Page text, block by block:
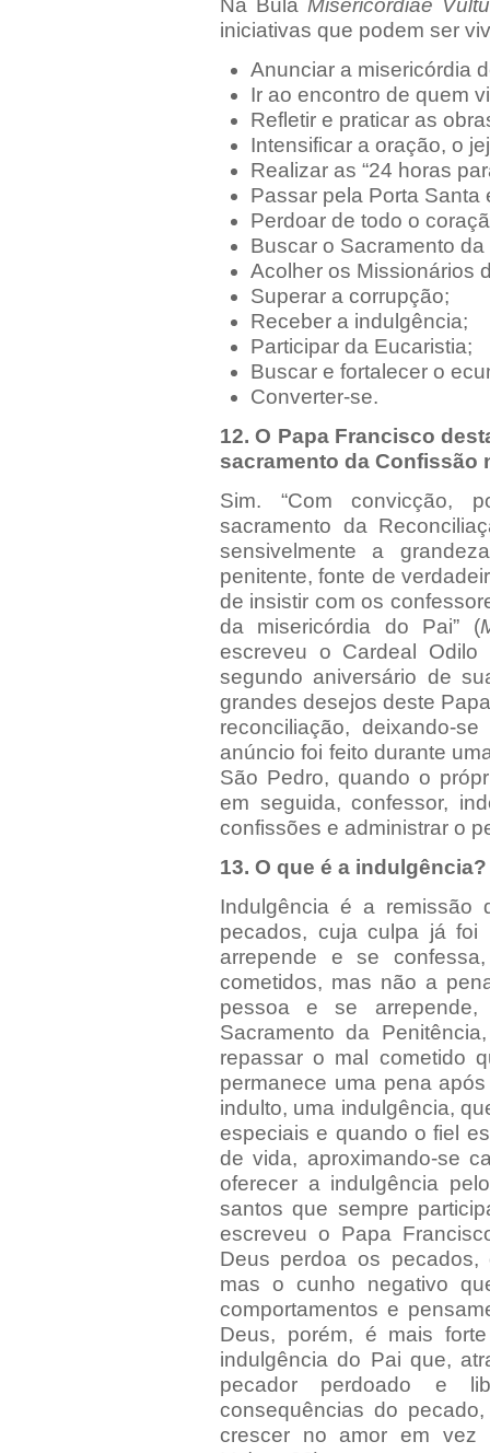
Na Bula Misericordiae
iniciativas que podem ser
Anunciar a misericórdia
Ir ao encontro de quem
Refletir e praticar as
Intensificar a oração, o
Realizar as “24 horas
Passar pela Porta Santa
Perdoar de todo o
Buscar o Sacramento
Acolher os Missionários
Superar a corrupção;
Receber a indulgência;
Participar da Eucaristia;
Buscar e fortalecer o
Converter-se.
12. O Papa Francisco
sacramento da Confissão
Sim. “Com convicção,
sacramento da
sensivelmente a
penitente, fonte de
de insistir com os
da misericórdia do Pai” (
escreveu o Cardeal Odilo
segundo aniversário de
grandes desejos deste
reconciliação, deixando-
anúncio foi feito durante
São Pedro, quando o
em seguida, confessor,
confissões e administrar o
13. O que é a indulgência?
Indulgência é a remissão
pecados, cuja culpa já
arrepende e se
cometidos, mas não a
pessoa e se
Sacramento da
repassar o mal cometido
permanece uma pena
indulto, uma indulgência,
especiais e quando o fiel
de vida, aproximando-se
oferecer a indulgência
santos que sempre
escreveu o Papa
Deus perdoa os pecados,
mas o cunho negativo
comportamentos e
Deus, porém, é mais
indulgência do Pai que,
pecador perdoado e
consequências do
crescer no amor em vez